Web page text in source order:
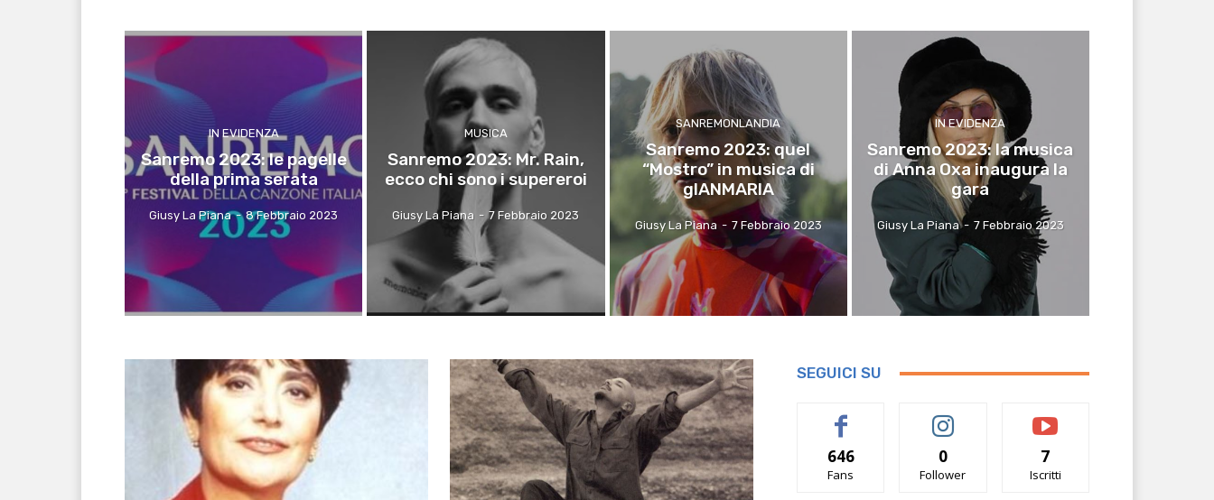
IN EVIDENZA
Sanremo 2023: le pagelle
della prima serata
Giusy La Piana - 8 Febbraio 2023
MUSICA
Sanremo 2023: Mr. Rain,
ecco chi sono i supereroi
Giusy La Piana - 7 Febbraio 2023
SANREMONLANDIA
Sanremo 2023: quel
“Mostro” in musica di
gIANMARIA
Giusy La Piana - 7 Febbraio 2023
IN EVIDENZA
Sanremo 2023: la musica
di Anna Oxa inaugura la
gara
Giusy La Piana - 7 Febbraio 2023
SEGUICI SU
646
Fans
0
Follower
7
Iscritti